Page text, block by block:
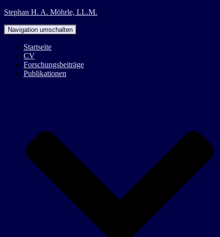
Stephan H. A. Möhrle, LL.M.
Navigation umschalten
Startseite
CV
Forschungsbeiträge
Publikationen